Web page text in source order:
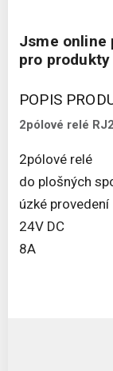
Jsme online
pro produkty
POPIS
2pólové relé
2pólové relé
do plošných
úzké provedení
24V DC
8A